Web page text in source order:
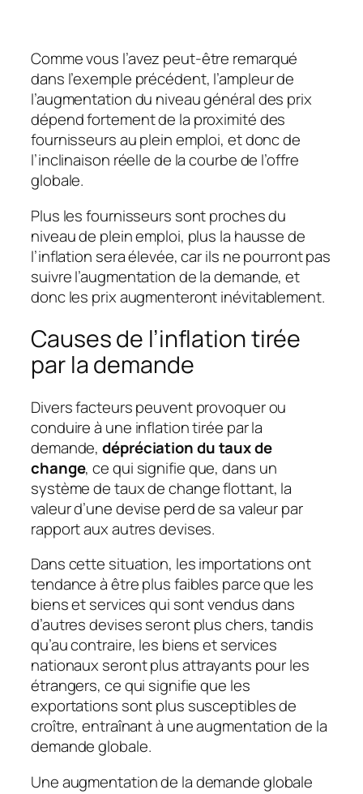
Comme vous l’avez peut-être remarqué
dans l’exemple précédent, l’ampleur de
l’augmentation du niveau général des prix
dépend fortement de la proximité des
fournisseurs au plein emploi, et donc de
l’inclinaison réelle de la courbe de l’offre
globale.
Plus les fournisseurs sont proches du
niveau de plein emploi, plus la hausse de
l’inflation sera élevée, car ils ne pourront pas
suivre l’augmentation de la demande, et
donc les prix augmenteront inévitablement.
Causes de l’inflation tirée
par la demande
Divers facteurs peuvent provoquer ou
conduire à une inflation tirée par la
demande,dépréciation du taux de
change, ce qui signifie que, dans un
système de taux de change flottant, la
valeur d’une devise perd de sa valeur par
rapport aux autres devises.
Dans cette situation, les importations ont
tendance à être plus faibles parce que les
biens et services qui sont vendus dans
d’autres devises seront plus chers, tandis
qu’au contraire, les biens et services
nationaux seront plus attrayants pour les
étrangers, ce qui signifie que les
exportations sont plus susceptibles de
croître, entraînant à une augmentation de la
demande globale.
Une augmentation de la demande globale